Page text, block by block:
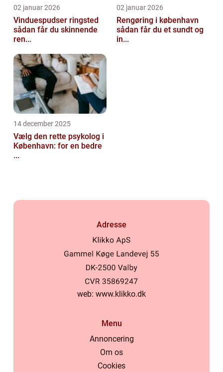
02 januar 2026
Vinduespudser ringsted
sådan får du skinnende
ren...
02 januar 2026
Rengøring i københavn
sådan får du et sundt og
in...
14 december 2025
Vælg den rette psykolog i
København: for en bedre
...
Adresse
web: www.klikko.dk
Menu
Annoncering
Om os
Cookies